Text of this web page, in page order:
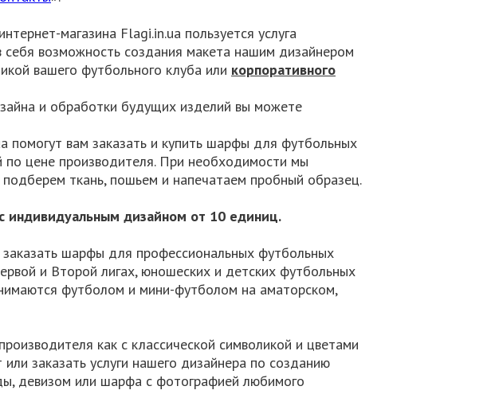
магазина Flagi.in.ua пользуется услуга
себя возможность создания макета нашим дизайнером
вашего футбольного клуба или корпоративного
и обработки будущих изделий вы можете
помогут вам заказать и купить шарфы для футбольных
цене производителя. При необходимости мы
ткань, пошьем и напечатаем пробный образец.
дизайном от 10 единиц.
шарфы для профессиональных футбольных
и Второй лигах, юношеских и детских футбольных
футболом и мини-футболом на аматорском,
как с классической символикой и цветами
заказать услуги нашего дизайнера по созданию
девизом или шарфа с фотографией любимого